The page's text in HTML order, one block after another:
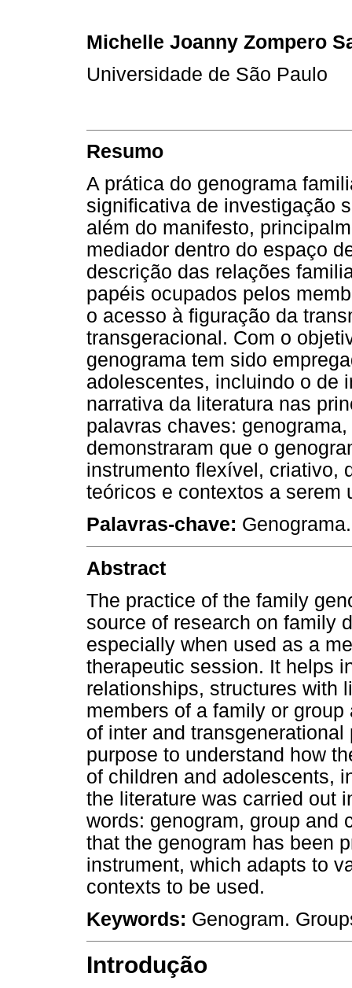
Michelle Joanny Zompero
Universidade de São Paulo
Resumo
A prática do genograma
significativa de investigação
além do manifesto,
mediador dentro do espaço
descrição das relações
papéis ocupados pelos
o acesso à figuração da
transgeracional. Com o
genograma tem sido
adolescentes, incluindo o de
narrativa da literatura nas
palavras chaves:
demonstraram que o
instrumento flexível, criativo,
teóricos e contextos a serem
Palavras-chave:
Abstract
The practice of the family
source of research on family
especially when used as a
therapeutic session. It helps
relationships, structures with
members of a family or
of inter and
purpose to understand how
of children and adolescents,
the literature was carried out
words: genogram, group and
that the genogram has been
instrument, which adapts to
contexts to be used.
Keywords: Genogram.
Introdução